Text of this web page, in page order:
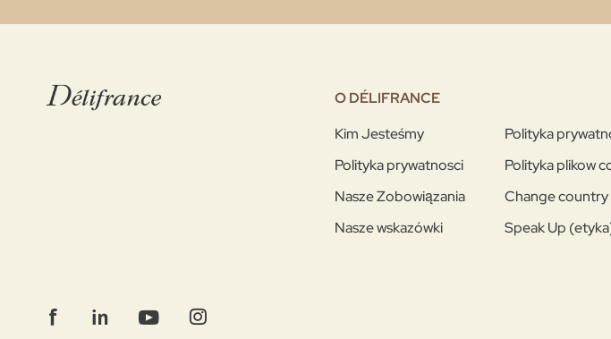
O DÉLIFRANCE
Kim Jesteśmy
Polityka
Polityka prywatnosci
Polityka plikow
Nasze Zobowiązania
Change country
Nasze wskazówki
Speak Up